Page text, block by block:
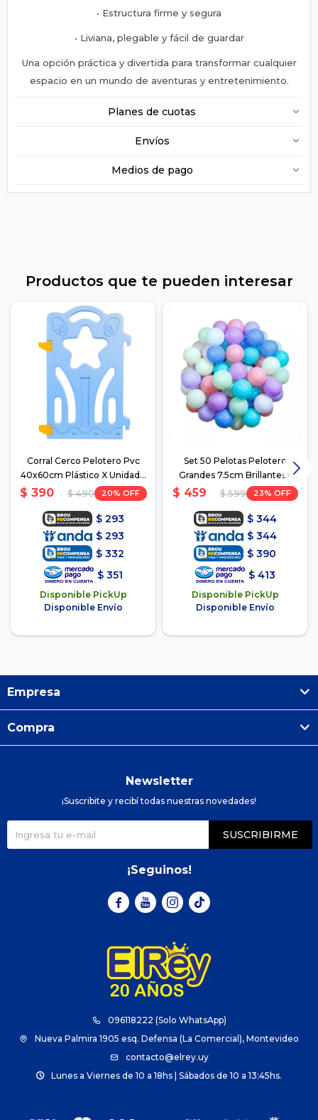
• Estructura firme y segura
• Liviana, plegable y fácil de guardar
Una opción práctica y divertida para transformar cualquier
espacio en un mundo de aventuras y entretenimiento.
Planes de cuotas
Envíos
Medios de pago
Productos que te pueden interesar
Corral Cerco Pelotero Pvc
40x60cm Plástico X Unidad -
Azul
$ 390 $ 490 20
$ 293
$ 293
$ 332
$ 351
Disponible PickUp
Disponible Envío
Set 50 Pelotas Pelotero
Grandes 7.5cm Brillantes+
Red - Pastel
$ 459 $ 599 23
$ 344
$ 344
$ 390
$ 413
Disponible PickUp
Disponible Envío
096118222 (Solo WhatsApp)
Nueva Palmira 1905 esq. Defensa (La Comercial), Montevideo
contacto@elrey.uy
Lunes a Viernes de 10 a 18hs | Sábados de 10 a 13:45hs.
Empresa
Compra
Newsletter
¡Suscribite y recibí todas nuestras novedades!
SUSCRIBIRME
¡Seguinos!
  